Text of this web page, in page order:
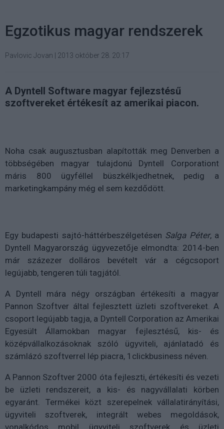
Egzotikus magyar rendszerek
Pavlovic Jovan 2013 október 28. 20:17
A Dyntell Software magyar fejlezstésű
szoftvereket értékesít az amerikai piacon.
Noha csak augusztusban alapították meg Denverben a
többségében magyar tulajdonú Dyntell Corporationt
máris 800 ügyféllel büszkélkjedhetnek, pedig a
marketingkampány még el sem kezdődött.
Egy budapesti sajtó-háttérbeszélgetésen Salga Péter, a
Dyntell Magyarország ügyvezetője elmondta: 2014-ben
már százezer dolláros bevételt vár a cégcsoport
legújabb, tengeren túli tagjától.
A Dyntell mára négy országban értékesíti a magyar
Pannon Szoftver által fejlesztett üzleti szoftvereket. A
csoport legújabb tagja, a Dyntell Corporation az Amerikai
Egyesült Államokban magyar fejlesztésű, kis- és
középvállalkozásoknak szóló ügyviteli, ajánlatadó és
számlázó szoftverrel lép piacra, 1clickbusiness néven.
A Pannon Szoftver 2000 óta fejleszti, értékesíti és vezeti
be üzleti rendszereit, a kis- és nagyvállalati körben
egyaránt. Termékei közt szerepelnek vállalatirányítási,
ügyviteli szoftverek, integrált webes megoldások,
vonalkódos mobil ügyviteli szoftverek és üzleti